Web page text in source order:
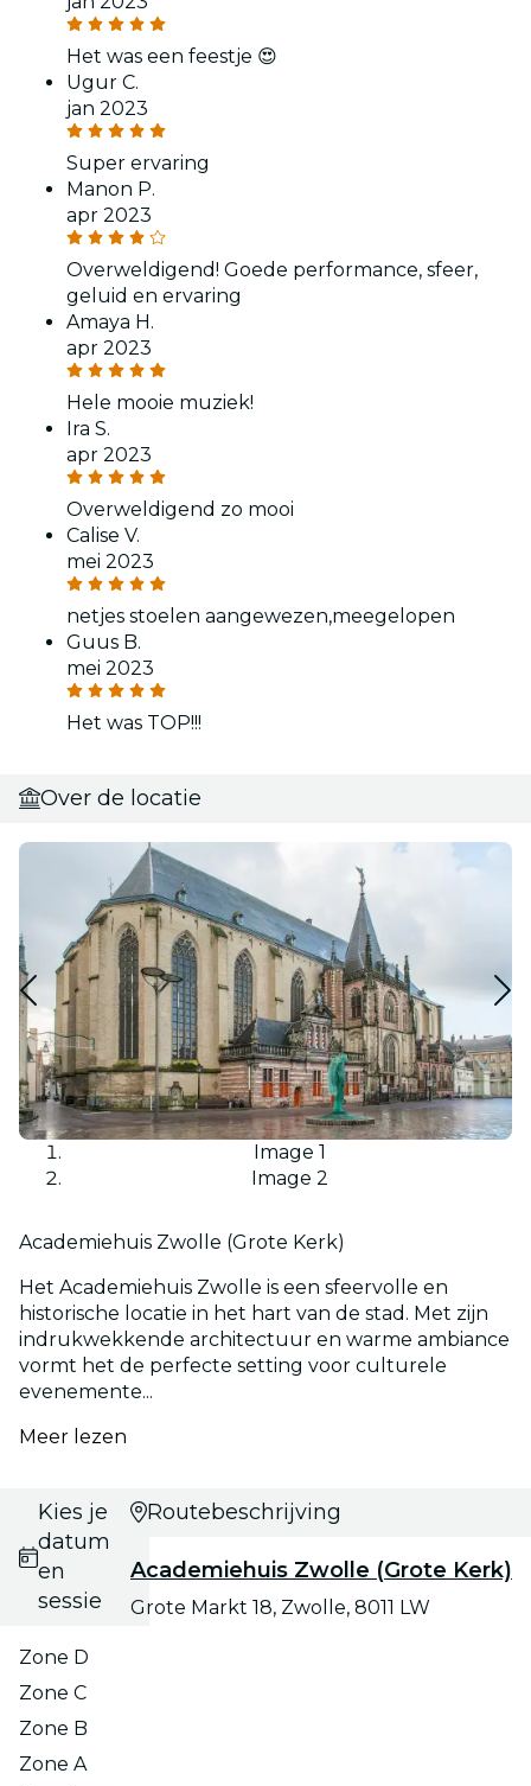
Het was een feestje 😍
Ugur C.
jan 2023
Super ervaring
Manon P.
apr 2023
Overweldigend! Goede performance, sfeer,
geluid en ervaring
Amaya H.
apr 2023
Hele mooie muziek!
Ira S.
apr 2023
Overweldigend zo mooi
Calise V.
mei 2023
netjes stoelen aangewezen,meegelopen
Guus B.
mei 2023
Het was TOP!!!
Over de locatie
Image 1
Image 2
Academiehuis Zwolle (Grote Kerk)
Het Academiehuis Zwolle is een sfeervolle en
historische locatie in het hart van de stad. Met zijn
indrukwekkende architectuur en warme ambiance
vormt het de perfecte setting voor culturele
evenemente...
Meer lezen
Kies je
datum
en
sessie
Zone D
Zone C
Zone B
Zone A
Routebeschrijving
Academiehuis Zwolle (Grote Kerk)
Grote Markt 18, Zwolle, 8011 LW